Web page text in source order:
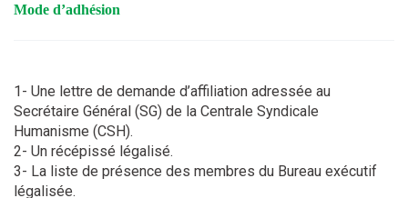
mode d’adhésion
1- Une lettre de demande d’affiliation adressée au
Secrétaire Général (SG) de la Centrale Syndicale
Humanisme (CSH).
2- Un récépissé légalisé.
3- La liste de présence des membres du Bureau exécutif
légalisée.